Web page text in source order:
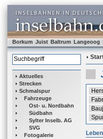
Borkum Juist Baltrum Langeoog
Aktuelles
Strecken
Schmalspur
Fahrzeuge
Ost- u. Nordbahn
Südbahn
Sylter Inselb. AG
SVG
Fotogalerie